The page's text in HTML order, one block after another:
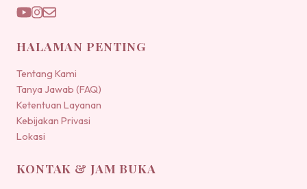
HALAMAN PENTING
Tentang Kami
Tanya Jawab (FAQ)
Ketentuan Layanan
Kebijakan Privasi
Lokasi
KONTAK & JAM BUKA